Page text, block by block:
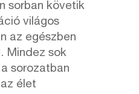
sorban követik
világos
az egészben
Mindez sok
sorozatban
élet